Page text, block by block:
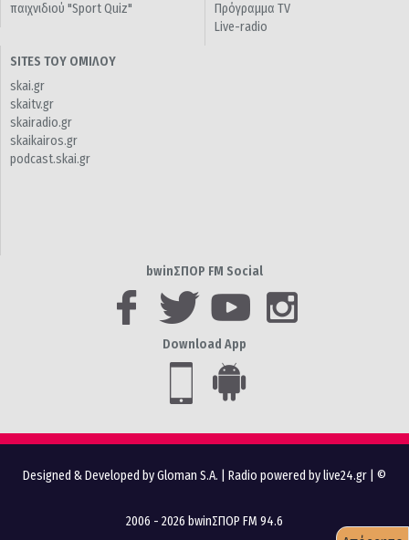
παιχνιδιού "Sport Quiz"
Πρόγραμμα TV
Live-radio
SITES ΤΟΥ ΟΜΙΛΟΥ
skai.gr
skaitv.gr
skairadio.gr
skaikairos.gr
podcast.skai.gr
bwinΣΠΟΡ FM Social
Download App
Designed & Developed by Gloman S.A. Radio powered by live24.gr | ©
2006 - 2026 bwinΣΠΟΡ FM 94.6